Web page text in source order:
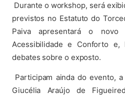
Durante o workshop, será
previstos no Estatuto do
Paiva apresentará o novo
Acessibilidade e Conforto e,
debates sobre o exposto.
Participam ainda do evento,
Giucélia Araújo de